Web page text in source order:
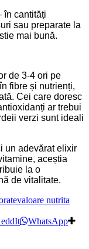
în cantități
sau preparate la
mai bună.
de 3-4 ori pe
fibre și nutrienți,
Cei care doresc
ar trebui
verzi sunt ideali
un adevărat elixir
aceștia
la o
de vitalitate.
valoare nutrita
WhatsApp